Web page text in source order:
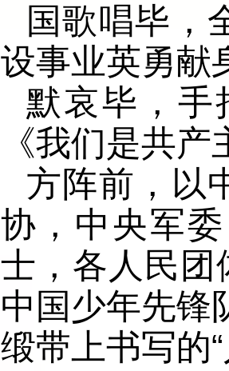
国歌唱毕，
设事业英勇献
默哀毕，手
《我们是共
方阵前，以
协，中央军
士，各人民团
中国少年先锋
缎带上书写的